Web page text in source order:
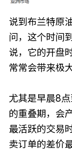
说到布兰特原
问，这个时间
说，它的开盘
常常会带来极
尤其是早晨8
的重叠期，会
最活跃的交易
卖订单的差价